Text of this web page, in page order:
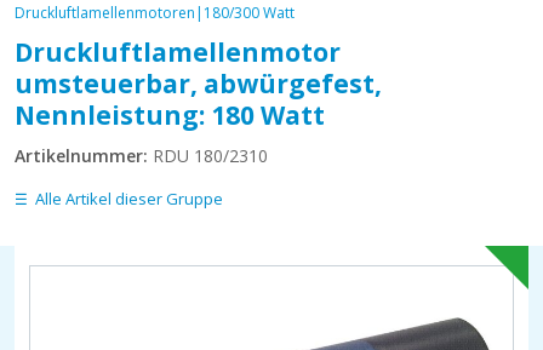
Druckluftlamellenmotoren|180/300 Watt
Druckluftlamellenmotor
umsteuerbar, abwürgefest,
Nennleistung: 180 Watt
Artikelnummer: RDU 180/2310
Alle Artikel dieser Gruppe